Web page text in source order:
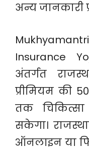
अन्य जानकारी
Insurance
अंतर्गत
प्रीमियम की
तक
सकेगा।
ऑनलाइन या